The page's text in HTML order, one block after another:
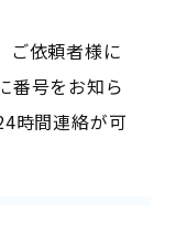
ご依頼者様に
番号をお知ら
時間連絡が可